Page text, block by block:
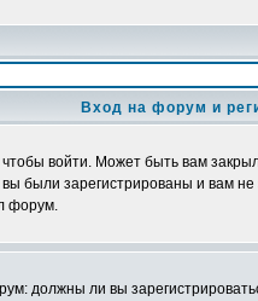
Вход на форум и
войти. Может быть вам
были зарегистрированы и вам
форум.
должны ли вы